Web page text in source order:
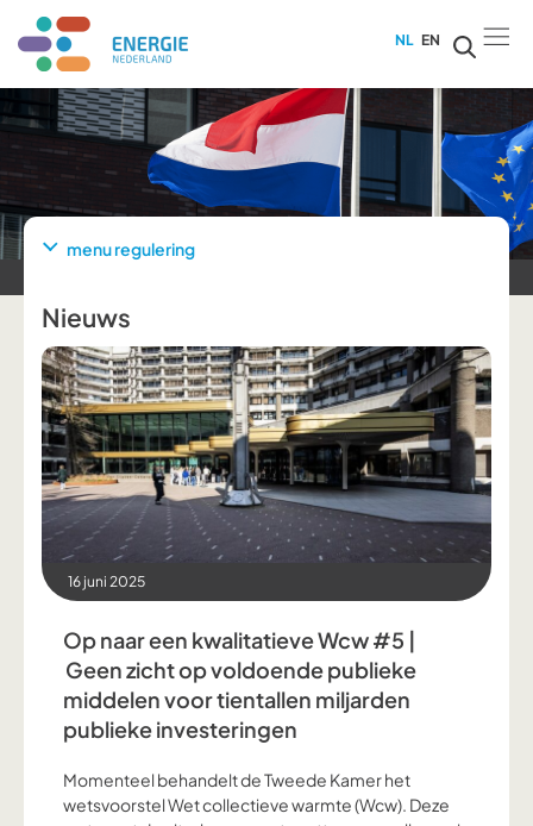
NL EN
menu regulering
Nieuws
16 juni 2025
Op naar een kwalitatieve Wcw #5 |
Geen zicht op voldoende publieke
middelen voor tientallen miljarden
publieke investeringen
Momenteel behandelt de Tweede Kamer het
wetsvoorstel Wet collectieve warmte (Wcw). Deze